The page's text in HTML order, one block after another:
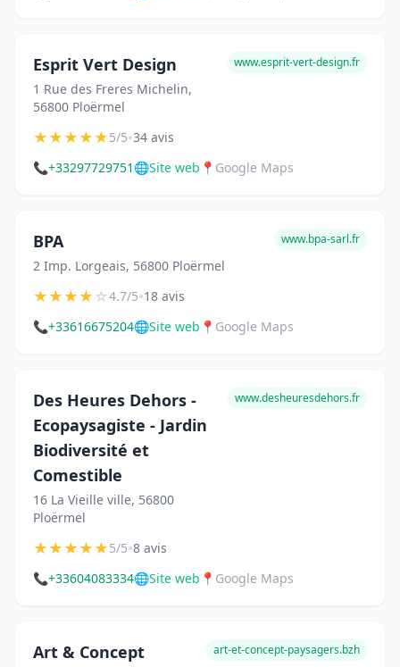
Esprit Vert Design
1 Rue des Freres Michelin,
56800 Ploërmel
www.esprit-vert-design.fr
★★★★★5/5•34 avis
📞+33297729751 🌐Site web 📍 Google Maps
BPA
2 Imp. Lorgeais, 56800 Ploërmel
www.bpa-sarl.fr
★★★★☆4.7/5•18 avis
📞+33616675204🌐Site web 📍 Google Maps
Des Heures Dehors -
Ecopaysagiste - Jardin
Biodiversité et
Comestible
16 La Vieille ville, 56800
Ploërmel
www.desheuresdehors.fr
★★★★★5/5•8 avis
📞+33604083334🌐Site web 📍 Google Maps
Art & Concept
art-et-concept-paysagers.bzh